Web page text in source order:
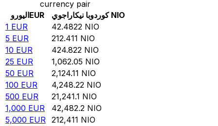
currency pair
اليوروEUR كوردوبا نيكاراجوي NIO
1 EUR 42.4822 NIO
5 EUR 212.411 NIO
10 EUR 424.822 NIO
25 EUR 1,062.05 NIO
50 EUR 2,124.11 NIO
100 EUR 4,248.22 NIO
500 EUR 21,241.1 NIO
1,000 EUR 42,482.2 NIO
5,000 EUR 212,411 NIO